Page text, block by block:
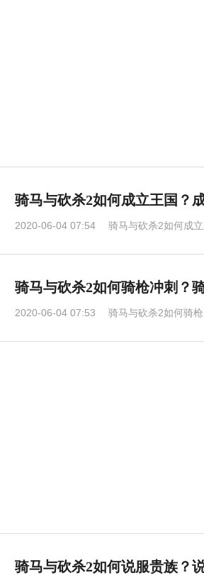
骑马与砍杀2如何成立王国？
2020-06-04 07:54 骑马与砍杀2如何成
骑马与砍杀2如何骑枪冲刺？
2020-06-04 07:53 骑马与砍杀2如何骑
骑马与砍杀2如何说服贵族？